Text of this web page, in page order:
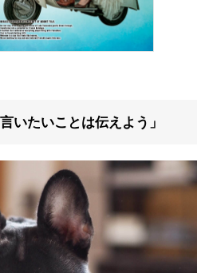
いたいことは伝えよう」